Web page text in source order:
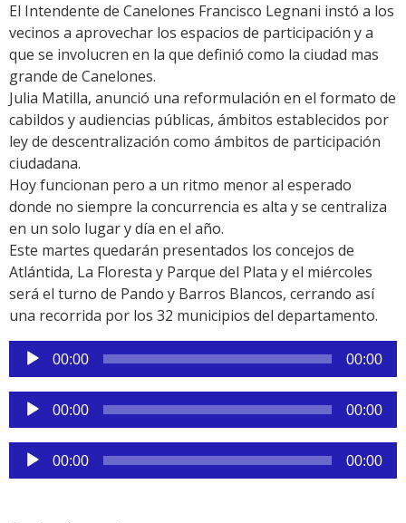
El Intendente de Canelones Francisco Legnani instó a los
vecinos a aprovechar los espacios de participación y a
que se involucren en la que definió como la ciudad mas
grande de Canelones.
Julia Matilla, anunció una reformulación en el formato de
cabildos y audiencias públicas, ámbitos establecidos por
ley de descentralización como ámbitos de participación
ciudadana.
Hoy funcionan pero a un ritmo menor al esperado
donde no siempre la concurrencia es alta y se centraliza
en un solo lugar y día en el año.
Este martes quedarán presentados los concejos de
Atlántida, La Floresta y Parque del Plata y el miércoles
será el turno de Pando y Barros Blancos, cerrando así
una recorrida por los 32 municipios del departamento.
Reproductor
de
audio
00:00 00:00
Reproductor
de
audio
00:00 00:00
Reproductor
de
00:00 00:00